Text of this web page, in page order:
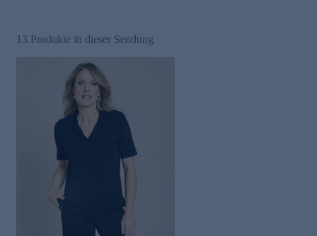
13 Produkte in dieser Sendung